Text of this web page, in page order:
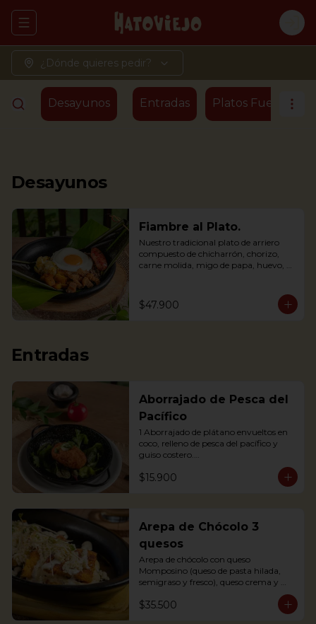
Abrir menu de navegación
¿Dónde quieres pedir?
Desayunos Entradas Platos Fuertes -
Desayunos
Fiambre al Plato.
Nuestro tradicional plato de arriero
compuesto de chicharrón, chorizo,
carne molida, migo de papa, huevo,
$47.900
Entradas
Aborrajado de Pesca del
Pacífico
1 Aborrajado de plátano envueltos en
coco, relleno de pesca del pacífico y
guiso costero.
Pesca según disponibilidad: Dorado o
Bravo
$15.900
Arepa de Chócolo 3
quesos
Arepa de chócolo con queso
Momposino (queso de pasta hilada,
semigraso y fresco), queso crema y
$35.500